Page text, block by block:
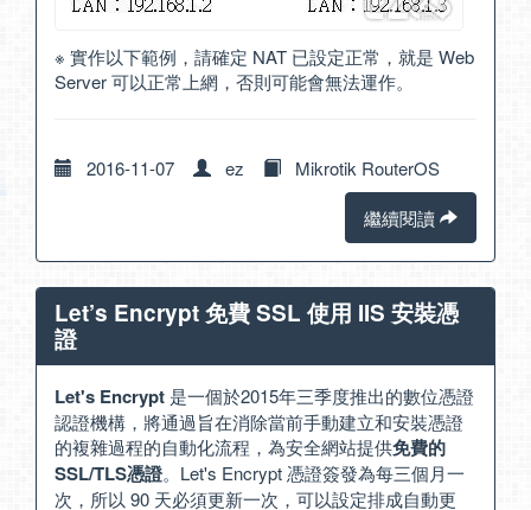
※ 實作以下範例，請確定 NAT 已設定正常，就是 Web
Server 可以正常上網，否則可能會無法運作。
2016-11-07 ez
Mikrotik RouterOS
繼續閱讀
Let’s Encrypt 免費 SSL 使用 IIS 安裝憑
證
Let's Encrypt 是一個於2015年三季度推出的數位憑證
認證機構，將通過旨在消除當前手動建立和安裝憑證
的複雜過程的自動化流程，為安全網站提供免費的
SSL/TLS憑證。Let's Encrypt 憑證簽發為每三個月一
次，所以 90 天必須更新一次，可以設定排成自動更